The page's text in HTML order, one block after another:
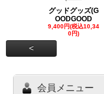
グッドグッズ(G
OODGOOD
9,400円(税込10,34
0円)
<
会員メニュー